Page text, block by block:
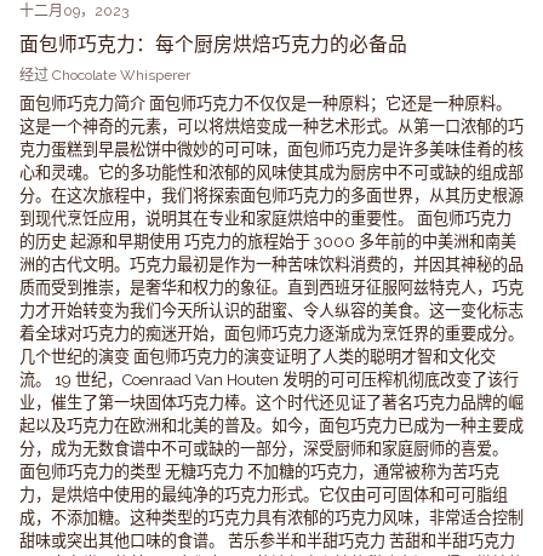
十二月09，2023
面包师巧克力：每个厨房烘焙巧克力的必备品
经过 Chocolate Whisperer
面包师巧克力简介 面包师巧克力不仅仅是一种原料；它还是一种原料。
这是一个神奇的元素，可以将烘焙变成一种艺术形式。从第一口浓郁的巧
克力蛋糕到早晨松饼中微妙的可可味，面包师巧克力是许多美味佳肴的核
心和灵魂。它的多功能性和浓郁的风味使其成为厨房中不可或缺的组成部
分。在这次旅程中，我们将探索面包师巧克力的多面世界，从其历史根源
到现代烹饪应用，说明其在专业和家庭烘焙中的重要性。 面包师巧克力
的历史 起源和早期使用 巧克力的旅程始于 3000 多年前的中美洲和南美
洲的古代文明。巧克力最初是作为一种苦味饮料消费的，并因其神秘的品
质而受到推崇，是奢华和权力的象征。直到西班牙征服阿兹特克人，巧克
力才开始转变为我们今天所认识的甜蜜、令人纵容的美食。这一变化标志
着全球对巧克力的痴迷开始，面包师巧克力逐渐成为烹饪界的重要成分。
几个世纪的演变 面包师巧克力的演变证明了人类的聪明才智和文化交
流。 19 世纪，Coenraad Van Houten 发明的可可压榨机彻底改变了该行
业，催生了第一块固体巧克力棒。这个时代还见证了著名巧克力品牌的崛
起以及巧克力在欧洲和北美的普及。如今，面包巧克力已成为一种主要成
分，成为无数食谱中不可或缺的一部分，深受厨师和家庭厨师的喜爱。
面包师巧克力的类型 无糖巧克力 不加糖的巧克力，通常被称为苦巧克
力，是烘焙中使用的最纯净的巧克力形式。它仅由可可固体和可可脂组
成，不添加糖。这种类型的巧克力具有浓郁的巧克力风味，非常适合控制
甜味或突出其他口味的食谱。 苦乐参半和半甜巧克力 苦甜和半甜巧克力